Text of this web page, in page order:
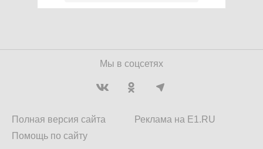
Мы в соцсетях
Полная версия сайта
Помощь по сайту
Реклама на E1.RU